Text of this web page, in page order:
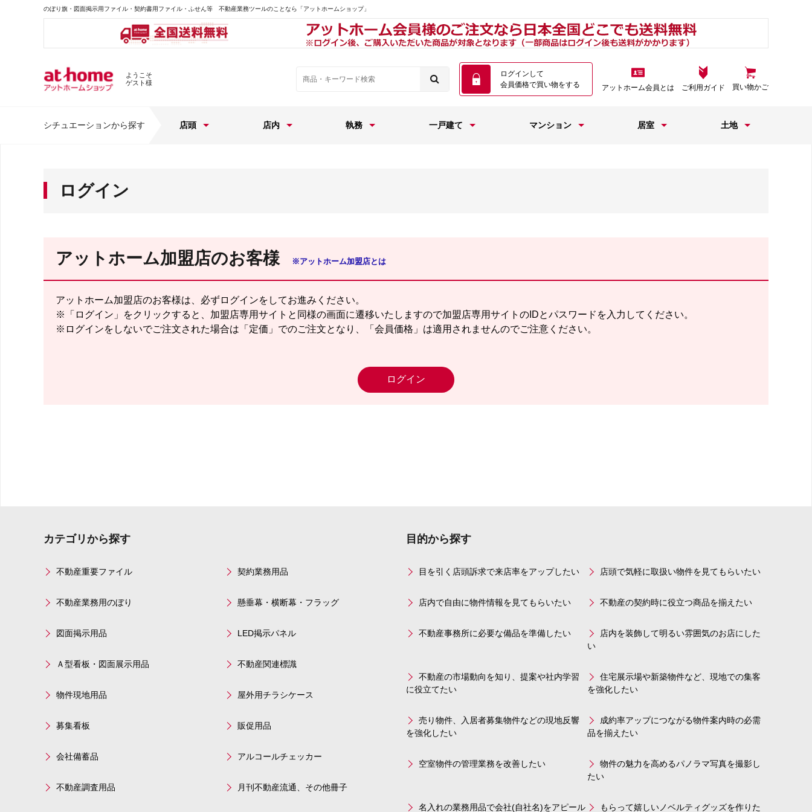
のぼり旗・図面掲示用ファイル・契約書用ファイル・ふせん等 不動産業務ツールのことなら「アットホームショップ」
ようこそ
ゲスト様
ログインして
会員価格で買い物をする
アットホーム会員とは ご利用ガイド 買い物かご
シチュエーションから探す 店頭 店内 執務 一戸建て マンション 居室 土地
ログイン
アットホーム加盟店のお客様 ※アットホーム加盟店とは
アットホーム加盟店のお客様は、必ずログインをしてお進みください。
※「ログイン」をクリックすると、加盟店専用サイトと同様の画面に遷移いたしますので加盟店専用サイトのIDとパスワードを入力してください。
※ログインをしないでご注文された場合は「定価」でのご注文となり、「会員価格」は適用されませんのでご注意ください。
ログイン
カテゴリから探す
不動産重要ファイル 契約業務用品
不動産業務用のぼり 懸垂幕・横断幕・フラッグ
図面掲示用品 LED掲示パネル
Ａ型看板・図面展示用品 不動産関連標識
物件現地用品 屋外用チラシケース
募集看板 販促用品
会社備蓄品 アルコールチェッカー
不動産調査用品 月刊不動産流通、その他冊子
目的から探す
目を引く店頭訴求で来店率をアップしたい 店頭で気軽に取扱い物件を見てもらいたい
店内で自由に物件情報を見てもらいたい 不動産の契約時に役立つ商品を揃えたい
不動産事務所に必要な備品を準備したい
店内を装飾して明るい雰囲気のお店にした
い
不動産の市場動向を知り、提案や社内学習
に役立てたい
住宅展示場や新築物件など、現地での集客
を強化したい
売り物件、入居者募集物件などの現地反響
を強化したい
成約率アップにつながる物件案内時の必需
品を揃えたい
空室物件の管理業務を改善したい
物件の魅力を高めるパノラマ写真を撮影し
たい
名入れの業務用品で会社(自社名)をアピール もらって嬉しいノベルティグッズを作りた